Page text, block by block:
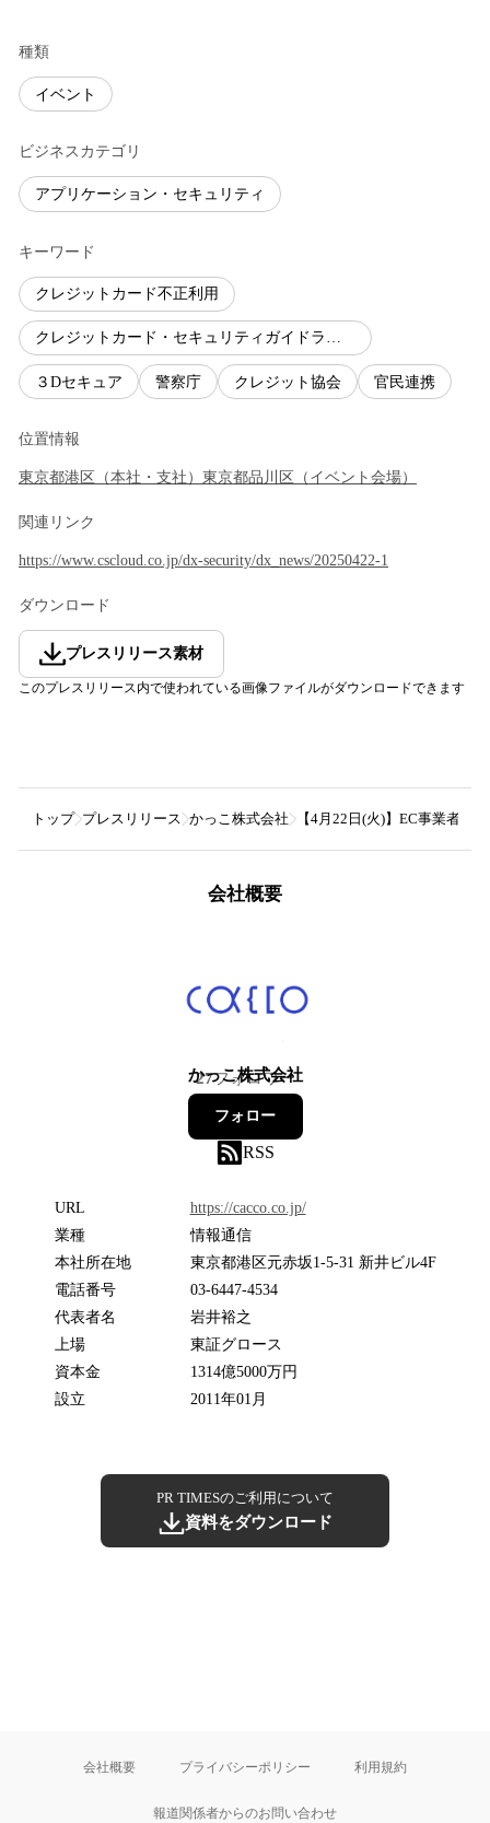
種類
イベント
ビジネスカテゴリ
アプリケーション・セキュリティ
キーワード
クレジットカード不正利用
クレジットカード・セキュリティガイドライン
３Dセキュア 警察庁 クレジット協会 官民連携
位置情報
東京都港区 （本社・支社 ） 東京都品川区 （ イベント会場）
関連リンク
https://www.cscloud.co.jp/dx-security/dx_news/20250422-1
ダウンロード
プレスリリース素材
このプレスリリース内で使われている画像ファイルがダウンロードできます
トップ プレスリリース かっこ株式会社 【4月22日(火)】EC事業者
会社概要
かっこ株式会社
27フォロワー
フォロー
RSS
URL
https://cacco.co.jp/
業種
情報通信
本社所在地
東京都港区元赤坂1-5-31 新井ビル4F
電話番号
03-6447-4534
代表者名
岩井裕之
上場
東証グロース
資本金
1314億5000万円
設立
2011年01月
PR TIMESのご利用について
資料をダウンロード
会社概要 プライバシーポリシー 利用規約
報道関係者からのお問い合わせ